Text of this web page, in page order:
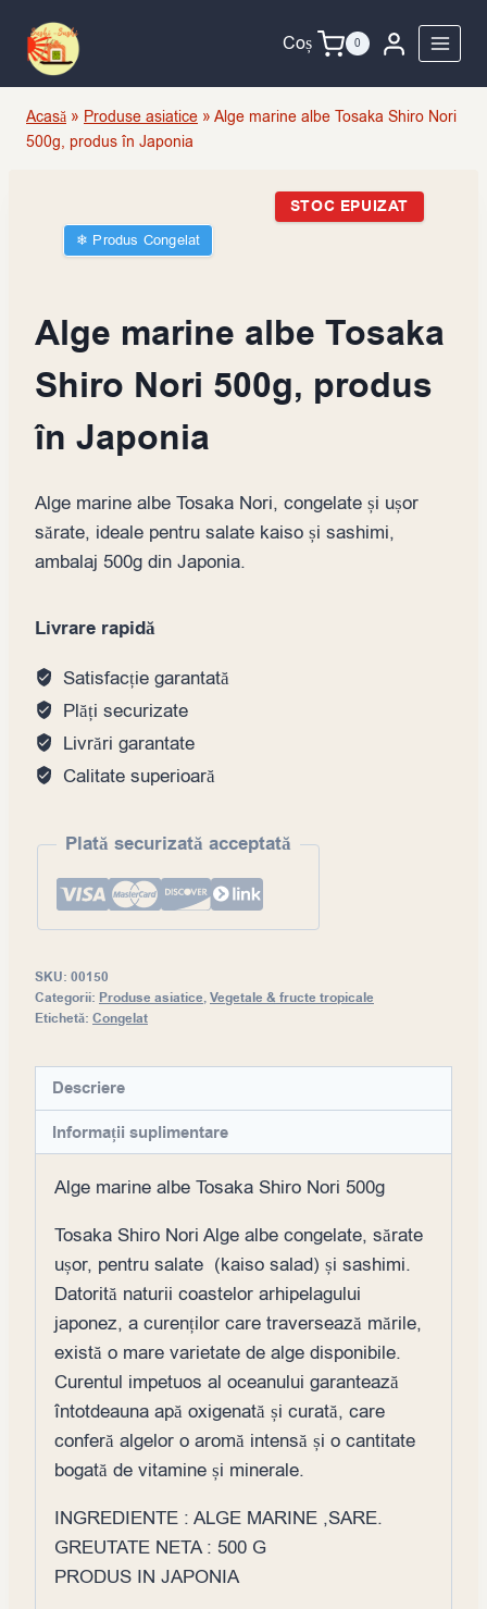
content
Coș 0
Acasă » Produse asiatice » Alge marine albe Tosaka Shiro Nori
500g, produs în Japonia
❄︎ Produs Congelat
STOC EPUIZAT
Alge marine albe Tosaka
Shiro Nori 500g, produs
în Japonia
Alge marine albe Tosaka Nori, congelate și ușor
sărate, ideale pentru salate kaiso și sashimi,
ambalaj 500g din Japonia.
Livrare rapidă
Satisfacție garantată
Plăți securizate
Livrări garantate
Calitate superioară
Plată securizată acceptată
SKU: 00150
Categorii: Produse asiatice,Vegetale & fructe tropicale
Etichetă: Congelat
Descriere
Informații suplimentare
Alge marine albe Tosaka Shiro Nori 500g
Tosaka Shiro Nori Alge albe congelate, sărate
ușor, pentru salate (kaiso salad) și sashimi.
Datorită naturii coastelor arhipelagului
japonez, a curenților care traversează mările,
există o mare varietate de alge disponibile.
Curentul impetuos al oceanului garantează
întotdeauna apă oxigenată și curată, care
conferă algelor o aromă intensă și o cantitate
bogată de vitamine și minerale.
INGREDIENTE : ALGE MARINE ,SARE.
GREUTATE NETA : 500 G
PRODUS IN JAPONIA